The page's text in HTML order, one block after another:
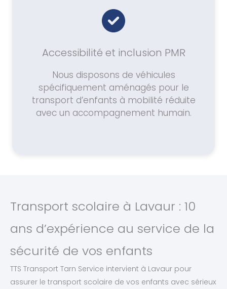
Accessibilité et inclusion PMR
Nous disposons de véhicules
spécifiquement aménagés pour le
transport d’enfants à mobilité réduite
avec un accompagnement humain.
Transport scolaire à Lavaur : 10
ans d’expérience au service de la
sécurité de vos enfants
TTS Transport Tarn Service intervient à Lavaur pour
assurer le transport scolaire de vos enfants avec sérieux